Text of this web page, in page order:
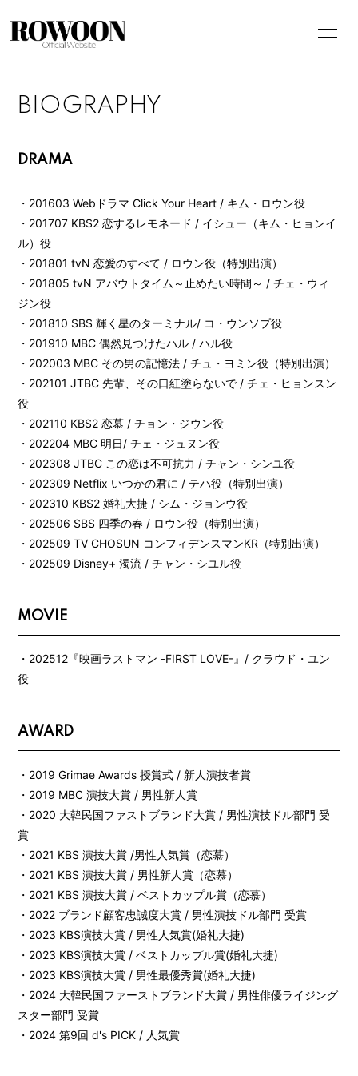
INFORMATION
BIOGRAPHY
FANCLUB
会員登録 ログイン
Gallery
Movie
Wallpaper
from. ROWOON
Magazine
BIOGRAPHY
DRAMA
・201603 Webドラマ Click Your Heart / キム・ロウン役
・201707 KBS2 恋するレモネード / イシュー（キム・ヒョンイ
ル）役
・201801 tvN 恋愛のすべて / ロウン役（特別出演）
・201805 tvN アバウトタイム～止めたい時間～ / チェ・ウィ
ジン役
・201810 SBS 輝く星のターミナル/ コ・ウンソプ役
・201910 MBC 偶然見つけたハル / ハル役
・202003 MBC その男の記憶法 / チュ・ヨミン役（特別出演）
・202101 JTBC 先輩、その口紅塗らないで / チェ・ヒョンスン
役
・202110 KBS2 恋慕 / チョン・ジウン役
・202204 MBC 明日/ チェ・ジュヌン役
・202308 JTBC この恋は不可抗力 / チャン・シンユ役
・202309 Netflix いつかの君に / テハ役（特別出演）
・202310 KBS2 婚礼大捷 / シム・ジョンウ役
・202506 SBS 四季の春 / ロウン役（特別出演）
・202509 TV CHOSUN コンフィデンスマンKR（特別出演）
・202509 Disney+ 濁流 / チャン・シユル役
MOVIE
・202512『映画ラストマン -FIRST LOVE-』/ クラウド・ユン
役
AWARD
・2019 Grimae Awards 授賞式 / 新人演技者賞
・2019 MBC 演技大賞 / 男性新人賞
・2020 大韓民国ファストブランド大賞 / 男性演技ドル部門 受
賞
・2021 KBS 演技大賞 /男性人気賞（恋慕）
・2021 KBS 演技大賞 / 男性新人賞（恋慕）
・2021 KBS 演技大賞 / ベストカップル賞（恋慕）
・2022 ブランド顧客忠誠度大賞 / 男性演技ドル部門 受賞
・2023 KBS演技大賞 / 男性人気賞(婚礼大捷)
・2023 KBS演技大賞 / ベストカップル賞(婚礼大捷)
・2023 KBS演技大賞 / 男性最優秀賞(婚礼大捷)
・2024 大韓民国ファーストブランド大賞 / 男性俳優ライジング
スター部門 受賞
・2024 第9回 d's PICK / 人気賞